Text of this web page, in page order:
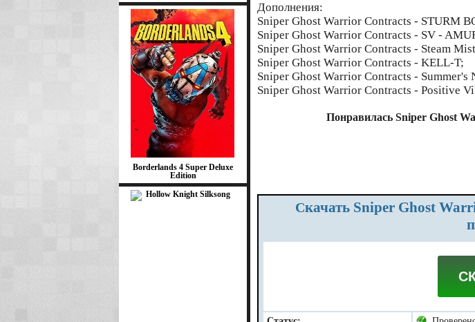
Borderlands 4 Super Deluxe
Edition
Дополнения:
Sniper Ghost Warrior Contracts - STURM
Sniper Ghost Warrior Contracts - SV -
Sniper Ghost Warrior Contracts - Steam
Sniper Ghost Warrior Contracts - KELL-T;
Sniper Ghost Warrior Contracts - Summer's
Sniper Ghost Warrior Contracts - Positive
Понравилась Sniper Ghost
Скачать Sniper Ghost Warrior Contracts RePack Xatab бесплатно 2025